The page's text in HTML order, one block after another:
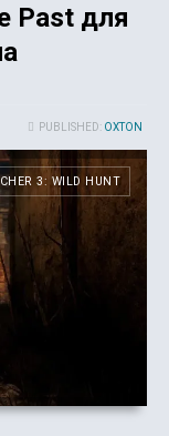
Past для
PUBLISHED: OXTON
3: WILD HUNT